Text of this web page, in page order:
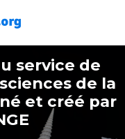
service de
de la
et créé par